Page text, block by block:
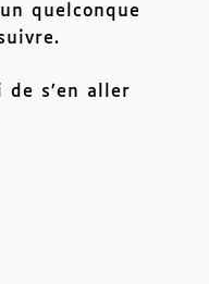
quelconque
de s’en aller